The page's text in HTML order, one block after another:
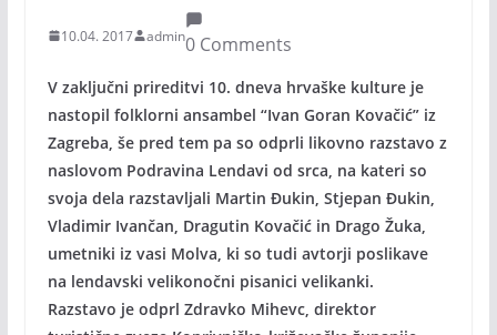
10.04. 2017 admin0 Comments
V zaključni prireditvi 10. dneva hrvaške kulture je
nastopil folklorni ansambel “Ivan Goran Kovačić” iz
Zagreba, še pred tem pa so odprli likovno razstavo z
naslovom Podravina Lendavi od srca, na kateri so
svoja dela razstavljali Martin Đukin, Stjepan Đukin,
Vladimir Ivančan, Dragutin Kovačić in Drago Žuka,
umetniki iz vasi Molva, ki so tudi avtorji poslikave
na lendavski velikonočni pisanici velikanki.
Razstavo je odprl Zdravko Mihevc, direktor